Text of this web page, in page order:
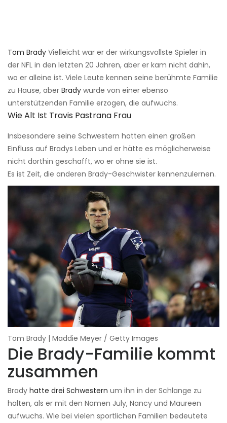
Tom Brady Vielleicht war er der wirkungsvollste Spieler in
der NFL in den letzten 20 Jahren, aber er kam nicht dahin,
wo er alleine ist. Viele Leute kennen seine berühmte Familie
zu Hause, aber Brady wurde von einer ebenso
unterstützenden Familie erzogen, die aufwuchs.
Wie Alt Ist Travis Pastrana Frau
Insbesondere seine Schwestern hatten einen großen
Einfluss auf Bradys Leben und er hätte es möglicherweise
nicht dorthin geschafft, wo er ohne sie ist.
Es ist Zeit, die anderen Brady-Geschwister kennenzulernen.
Tom Brady | Maddie Meyer / Getty Images
Die Brady-Familie kommt
zusammen
Brady hatte drei Schwestern um ihn in der Schlange zu
halten, als er mit den Namen July, Nancy und Maureen
aufwuchs. Wie bei vielen sportlichen Familien bedeutete